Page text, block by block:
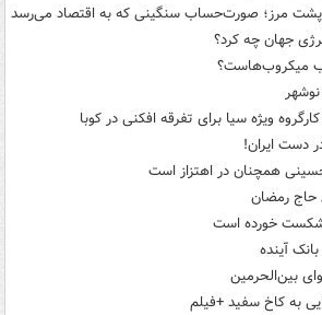
پشت مرز؛ صورت‌حساب سنگینی که به اقتصاد می‌رسد
جهان چه کرد؟
میکروب‌هاست؟
ویژه سیا برای تفرقه افکنی در کوبا
دست ایران!
همچنان در اهتزاز است
حاج رمضان
شکست خورده است
آینده
بین‌الحرمین
به کاخ سفید +فیلم